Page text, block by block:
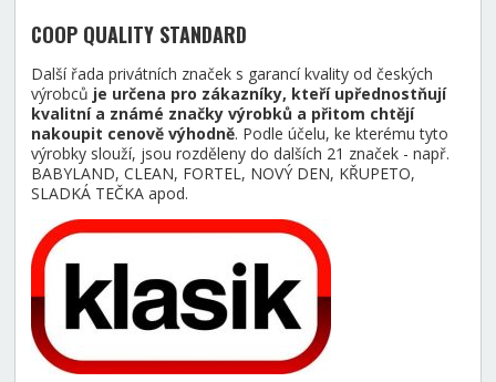
COOP QUALITY STANDARD
Další řada privátních značek s garancí kvality od českých
výrobců je určena pro zákazníky, kteří upřednostňují
kvalitní a známé značky výrobků a přitom chtějí
nakoupit cenově výhodně. Podle účelu, ke kterému tyto
výrobky slouží, jsou rozděleny do dalších 21 značek - např.
BABYLAND, CLEAN, FORTEL, NOVÝ DEN, KŘUPETO,
SLADKÁ TEČKA apod.